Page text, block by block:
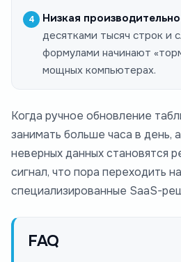
Низкая
десятками тысяч строк и
формулами начинают
мощных компьютерах.
Когда ручное обновление
занимать больше часа в день,
неверных данных становятся
сигнал, что пора переходить на
специализированные SaaS-
FAQ